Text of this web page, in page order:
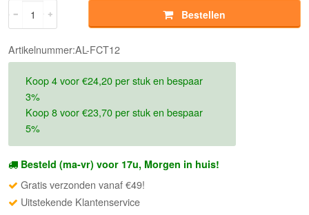
Bestellen
Artikelnummer:AL-FCT12
Koop 4 voor €24,20 per stuk en bespaar
3%
Koop 8 voor €23,70 per stuk en bespaar
5%
Besteld (ma-vr) voor 17u, Morgen in huis!
Gratis verzonden vanaf €49!
Uitstekende Klantenservice